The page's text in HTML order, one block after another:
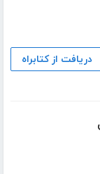
دریافت از کتابراه